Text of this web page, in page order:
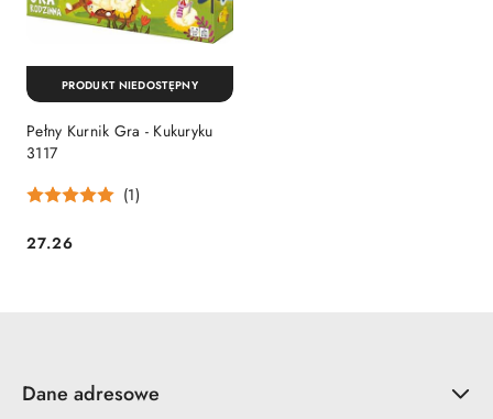
Pełny Kurnik Gra - Kukuryku
3117
(1)
Cena:
27.26
PRODUKT NIEDOSTĘPNY
Dane adresowe